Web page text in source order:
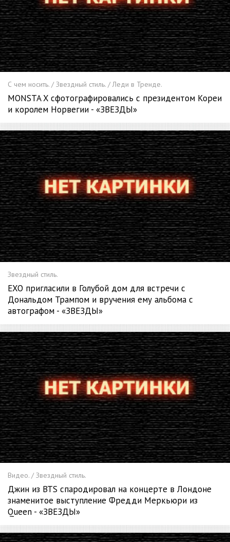
С чем носить. / Звездный стиль. / Леди в Тренде.
MONSTA X сфотографировались с президентом Кореи
и королем Норвегии - «ЗВЕЗДЫ»
Звездный стиль.
EXO пригласили в Голубой дом для встречи с
Дональдом Трампом и вручения ему альбома с
автографом - «ЗВЕЗДЫ»
Видео. / Звездный стиль.
Джин из BTS спародировал на концерте в Лондоне
знаменитое выступление Фредди Меркьюри из
Queen - «ЗВЕЗДЫ»